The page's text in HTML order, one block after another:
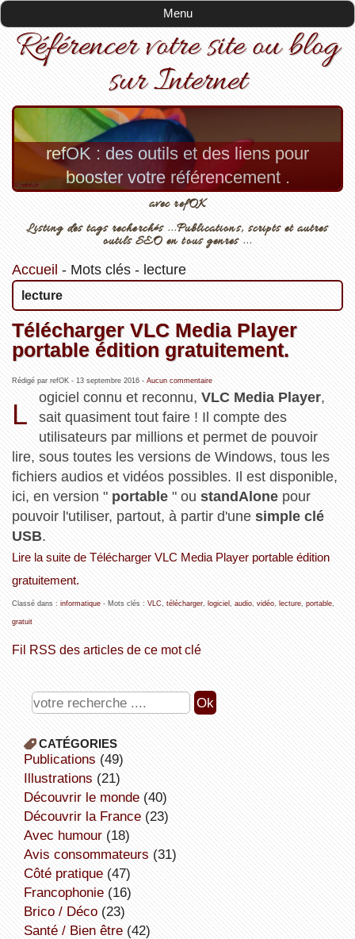
Menu
Référencer votre site ou blog
sur Internet
refOK : des outils et des liens pour
booster votre référencement .
avec refOK
Listing des tags recherchés ...Publications, scripts et autres
outils SEO en tous genres ...
Accueil - Mots clés- lecture
lecture
Télécharger VLC Media Player
portable édition gratuitement.
Rédigé par refOK - 13 septembre 2016- Aucun commentaire
L
ogiciel connu et reconnu,VLC Media Player,
sait quasiment tout faire ! Il compte des
utilisateurs par millions et permet de pouvoir
lire, sous toutes les versions de Windows, tous les
fichiers audios et vidéos possibles. Il est disponible,
ici, en version " portable" ou standAlonepour
pouvoir l'utiliser, partout, à partir d'une simple clé
USB.
Lire la suite de Télécharger VLC Media Player portable édition
gratuitement.
Classé dans : informatique- Mots clés : VLC télécharger, logiciel audio, vidéo, lecture, portable,
gratuit
Fil RSS des articles de ce mot clé
CATÉGORIES
publications (49)
illustrations (21)
découvrir le monde(40)
découvrir la France(23)
avec humour(18)
avis consommateurs (31)
côté pratique(47)
Francophonie(16)
Brico / Déco(23)
Santé / Bien être(42)